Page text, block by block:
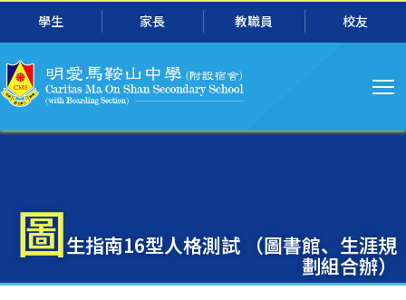
跳转到主要内容
學生 家長 教職員 校友
导
航
圖生指南16型人格測試 （圖書館、生涯規
劃組合辦）